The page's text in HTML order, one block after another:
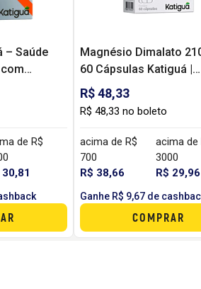
– Saúde
de R$
30,81
Magnésio Dimalato
60 Cápsulas Katiguá |
Energia, Músculos e
Estar
R$ 48,33
R$ 48,33 no boleto
acima de R$
700
R$ 38,66
acima de
3000
R$ 29,96
Ganhe R$ 9,67 de
COMPRAR